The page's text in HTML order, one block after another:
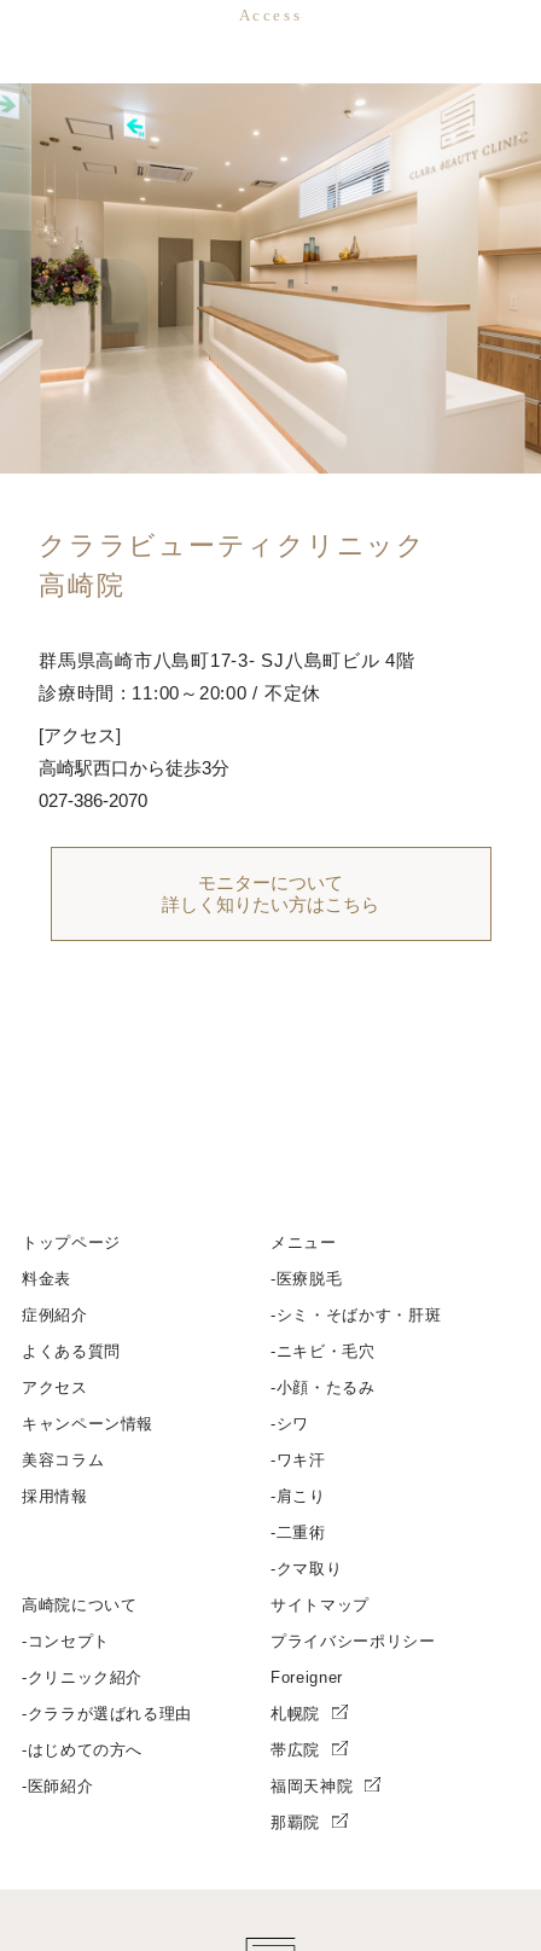
Access
クララビューティクリニック
高崎院
群馬県高崎市八島町17-3- SJ八島町ビル 4階
診療時間 : 11:00～20:00 / 不定休
[アクセス]
高崎駅西口から徒歩3分
027-386-2070
モニターについて
詳しく知りたい方はこちら
トップページ
料金表
症例紹介
よくある質問
アクセス
キャンペーン情報
美容コラム
採用情報
高崎院について
コンセプト
クリニック紹介
クララが選ばれる理由
はじめての方へ
医師紹介
メニュー
医療脱毛
シミ・そばかす・肝斑
ニキビ・毛穴
小顔・たるみ
シワ
ワキ汗
肩こり
二重術
クマ取り
サイトマップ
プライバシーポリシー
Foreigner
札幌院
帯広院
福岡天神院
那覇院